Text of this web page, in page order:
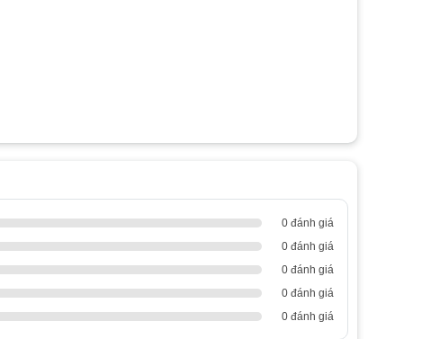
0 đánh giá
0 đánh giá
0 đánh giá
0 đánh giá
0 đánh giá